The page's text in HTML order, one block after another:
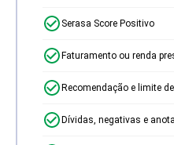
Serasa Score Positivo
Faturamento ou renda
Recomendação e limite
Dívidas, negativas e